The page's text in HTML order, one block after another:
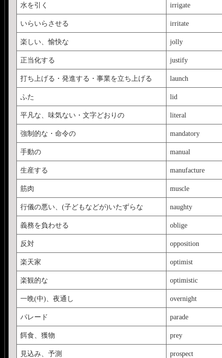
水を引く irrigate
いらいらさせる irritate
楽しい、愉快な jolly
正当化する justify
打ち上げる・発進する・事業を立ち上げる launch
ふた lid
平凡な、味気ない・文字どおりの literal
強制的な・命令の mandatory
手動の manual
生産する manufacture
筋肉 muscle
行儀の悪い、(子どもなどが)いたずらな naughty
義務を負わせる oblige
反対 opposition
楽天家 optimist
楽観的な optimistic
一晩(中)、夜通し overnight
パレード parade
餌食、獲物 prey
見込み、予測 prospect